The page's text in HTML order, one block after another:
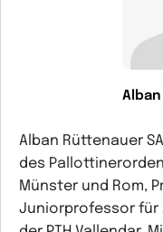
Alban Rüttenauer
des
Münster und Rom,
Juniorprofessor für